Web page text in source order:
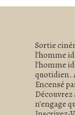
Sortie
l'homme
l'homme
quotidien.
Encensé
n'engage